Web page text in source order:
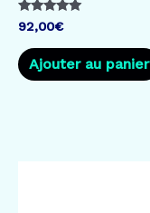
Note
5.00
sur 5
92,00€
Ajouter au panier